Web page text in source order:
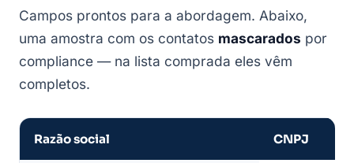
Campos prontos para a abordagem. Abaixo,
uma amostra com os contatos mascarados por
compliance — na lista comprada eles vêm
completos.
Razão social CNPJ